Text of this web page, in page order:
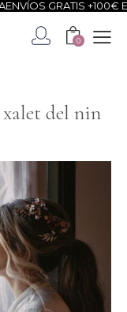
GRATIS +100€ EN
0
del nin